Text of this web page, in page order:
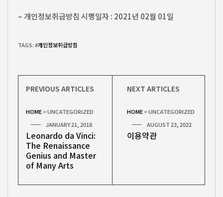
– 개인정보취급방침 시행일자 : 2021년 02월 01일
TAGS: #개인정보취급방침
PREVIOUS ARTICLES
HOME>UNCATEGORIZED
JANUARY 21, 2018
Leonardo da Vinci:
The Renaissance
Genius and Master
of Many Arts
NEXT ARTICLES
HOME>UNCATEGORIZED
AUGUST 23, 2022
이용약관